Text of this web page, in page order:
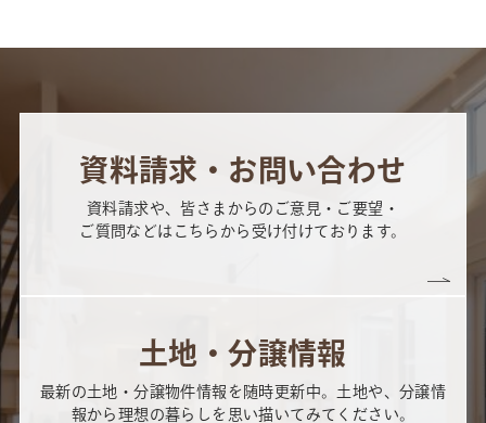
資料請求・お問い合わせ
資料請求や、皆さまからのご意見・ご要望・
ご質問などはこちらから受け付けております。
土地・分譲情報
最新の土地・分譲物件情報を随時更新中。土地や、分譲情
報から理想の暮らしを思い描いてみてください。